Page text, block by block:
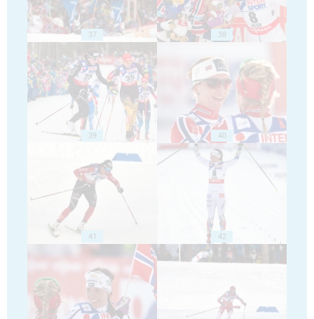
37 38
39 40
41 42